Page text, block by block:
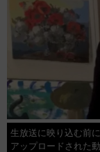
生放送に映り込む前
アップロードされた